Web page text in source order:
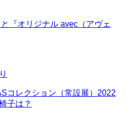
『オリジナル avec（アヴェ
コレクション（常設展）2022
子は？